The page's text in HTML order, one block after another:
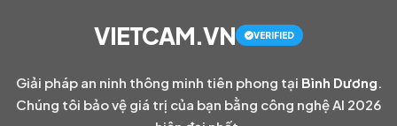
VIETCAM.VN VERIFIED
Giải pháp an ninh thông minh tiên phong tại Bình Dương
Chúng tôi bảo vệ giá trị của bạn bằng công nghệ AI 2026